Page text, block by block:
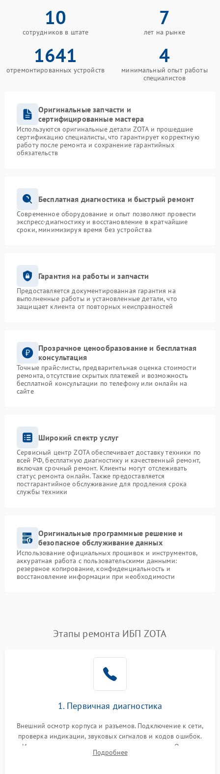
10
сотрудников в штате
7
лет на рынке
1641
отремонтированных устройств
4
минимальный опыт работы
специалистов
Оригинальные запчасти и
сертифицированные мастера
Используются оригинальные детали ZOTA и прошедшие
сертификацию специалисты, что гарантирует корректную
работу после ремонта и сохранение гарантийных
обязательств
Бесплатная диагностика и быстрый ремонт
Современное оборудование и опыт позволяют провести
экспресс-диагностику и восстановление в кратчайшие
сроки, минимизируя время без устройства
Гарантия на работы и запчасти
Предоставляется документированная гарантия на
выполненные работы и установленные детали, что
защищает клиента от повторных неисправностей
Прозрачное ценообразование и бесплатная
консультация
Точные прайс-листы, предварительная оценка стоимости
ремонта, отсутствие скрытых платежей и возможность
бесплатной консультации по телефону или онлайн на
сайте
Широкий спектр услуг
Сервисный центр ZOTA обеспечивает доставку техники по
всей РФ, бесплатную диагностику и качественный ремонт,
включая срочный ремонт. Клиенты могут отслеживать
статус ремонта онлайн. Также предоставляется
постгарантийное обслуживание для продления срока
службы техники
Оригинальные программные решение и
безопасное обслуживание данных
Использование официальных прошивок и инструментов,
аккуратная работа с пользовательскими данными:
резервное копирование, конфиденциальность и
восстановление информации при необходимости
Этапы ремонта ИБП ZOTA
1. Первичная диагностика
Внешний осмотр корпуса и разъемов. Подключение к сети,
проверка индикации, звуковых сигналов и кодов ошибок.
Измерение входного и выходного напряжения. Оценка
реакции ИБП на отключение основного питания без
Подробнее